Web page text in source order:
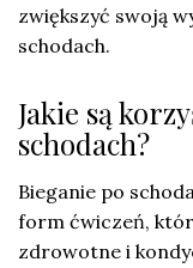
zwiększyć swoją
schodach.
Jakie są
schodach?
Bieganie po
form ćwiczeń,
zdrowotne i